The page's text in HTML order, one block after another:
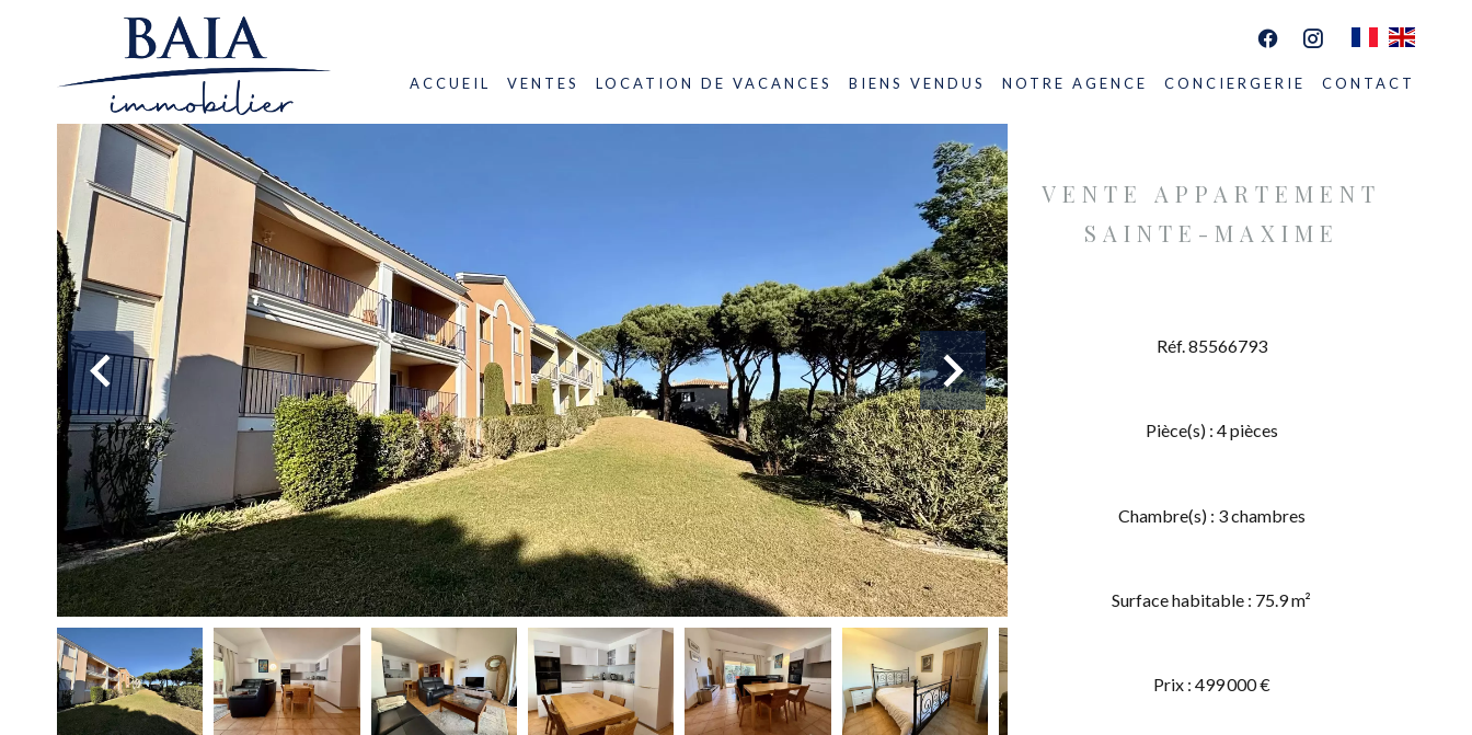
ACCUEIL VENTES LOCATION DE VACANCES BIENS VENDUS NOTRE AGENCE CONCIERGERIE CONTACT
VENTE APPARTEMENT
SAINTE-MAXIME
Réf. 85566793
Pièce(s) : 4 pièces
Chambre(s) : 3 chambres
Surface habitable : 75.9 m²
Prix : 499 000 €